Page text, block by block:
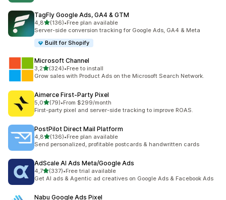
TagFly Google Ads, GA4 & GTM
4,85 yıldız üzerinden
(136)
toplam 136 değerlendirme
•Free plan available
Server-side conversion tracking for Google Ads, GA4 & Meta
Built for Shopify
Microsoft Channel
3,25 yıldız üzerinden
(324)
toplam 324 değerlendirme
•Free to install
Grow sales with Product Ads on the Microsoft Search Network.
Aimerce First‑Party Pixel
5,05 yıldız üzerinden
(79)
toplam 79 değerlendirme
•From $299/month
First-party pixel and server-side tracking to improve ROAS.
PostPilot Direct Mail Platform
4,85 yıldız üzerinden
(136)
toplam 136 değerlendirme
•Free plan available
Send personalized, profitable postcards & handwritten cards
AdScale AI Ads Meta/Google Ads
4,75 yıldız üzerinden
(337)
toplam 337 değerlendirme
•Free trial available
Get AI ads & Agentic ad creatives on Google Ads & Facebook Ads
Nabu Google Ads Pixel